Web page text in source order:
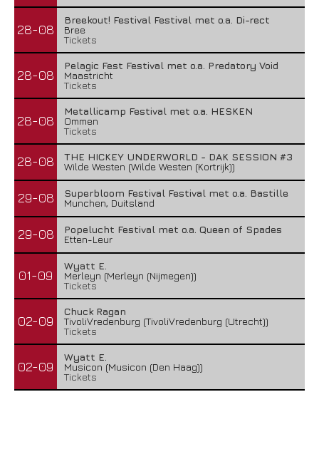
28-08
Breekout! Festival Festival met o.a. Di-rect
Bree
Tickets
28-08
Pelagic Fest Festival met o.a. Predatory Void
Maastricht
Tickets
28-08
Metallicamp Festival met o.a. HESKEN
Ommen
Tickets
28-08
THE HICKEY UNDERWORLD - DAK SESSION #3
Wilde Westen (Wilde Westen (Kortrijk))
29-08
Superbloom Festival Festival met o.a. Bastille
Munchen, Duitsland
29-08
Popelucht Festival met o.a. Queen of Spades
Etten-Leur
01-09
Wyatt E.
Merleyn (Merleyn (Nijmegen))
Tickets
02-09
Chuck Ragan
TivoliVredenburg (TivoliVredenburg (Utrecht))
Tickets
02-09
Wyatt E.
Musicon (Musicon (Den Haag))
Tickets